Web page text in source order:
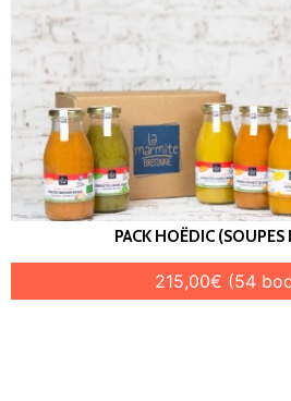
PACK HOËDIC
215,00€ (54